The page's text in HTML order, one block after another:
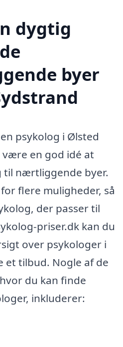
dygtig
byer
psykolog i Ølsted
en god idé at
til nærtliggende byer.
flere muligheder, så
der passer til
priser.dk kan du
over psykologer i
et tilbud. Nogle af de
du kan finde
inkluderer: